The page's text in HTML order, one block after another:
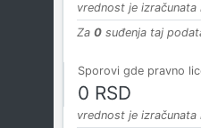
vrednost je izračunata
Za 0 suđenja taj
Sporovi gde pravno
0 RSD
vrednost je izračunata